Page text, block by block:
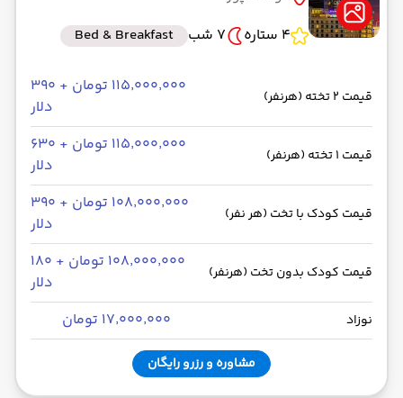
4 ستاره
7 شب Bed & Breakfast
قیمت 2 تخته (هرنفر)
۱۱۵٬۰۰۰٬۰۰۰ تومان + ۳۹۰
دلار
قیمت 1 تخته (هرنفر)
۱۱۵٬۰۰۰٬۰۰۰ تومان + ۶۳۰
دلار
قیمت کودک با تخت (هر نفر)
۱۰۸٬۰۰۰٬۰۰۰ تومان + ۳۹۰
دلار
قیمت کودک بدون تخت (هرنفر)
۱۰۸٬۰۰۰٬۰۰۰ تومان + ۱۸۰
دلار
نوزاد ۱۷٬۰۰۰٬۰۰۰ تومان
مشاوره و رزرو رایگان